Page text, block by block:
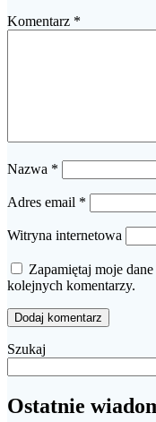
Komentarz *
Nazwa *
Adres email *
Witryna internetowa
Zapamiętaj moje
kolejnych komentarzy.
Szukaj
Ostatnie